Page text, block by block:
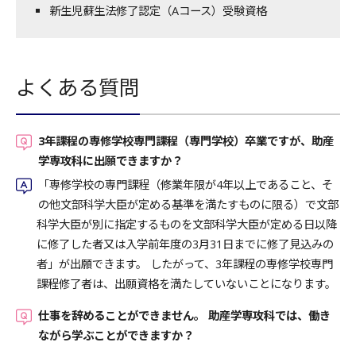
新生児蘇生法修了認定（Aコース）受験資格
よくある質問
3年課程の専修学校専門課程（専門学校）卒業ですが、助産
学専攻科に出願できますか？
「専修学校の専門課程（修業年限が4年以上であること、そ
の他文部科学大臣が定める基準を満たすものに限る）で文部
科学大臣が別に指定するものを文部科学大臣が定める日以降
に修了した者又は入学前年度の3月31日までに修了見込みの
者」が出願できます。 したがって、3年課程の専修学校専門
課程修了者は、出願資格を満たしていないことになります。
仕事を辞めることができません。 助産学専攻科では、働き
ながら学ぶことができますか？